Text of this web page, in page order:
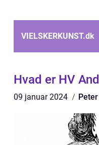
VIELSKERKUNST.dk
Hvad er HV
09 januar 2024